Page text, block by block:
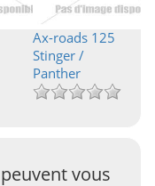
Ax-roads 125
Stinger /
Panther
vous